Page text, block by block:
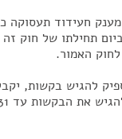
לחוק מענק חעידוד
תחילתו של חוק
להגיש בקשות,